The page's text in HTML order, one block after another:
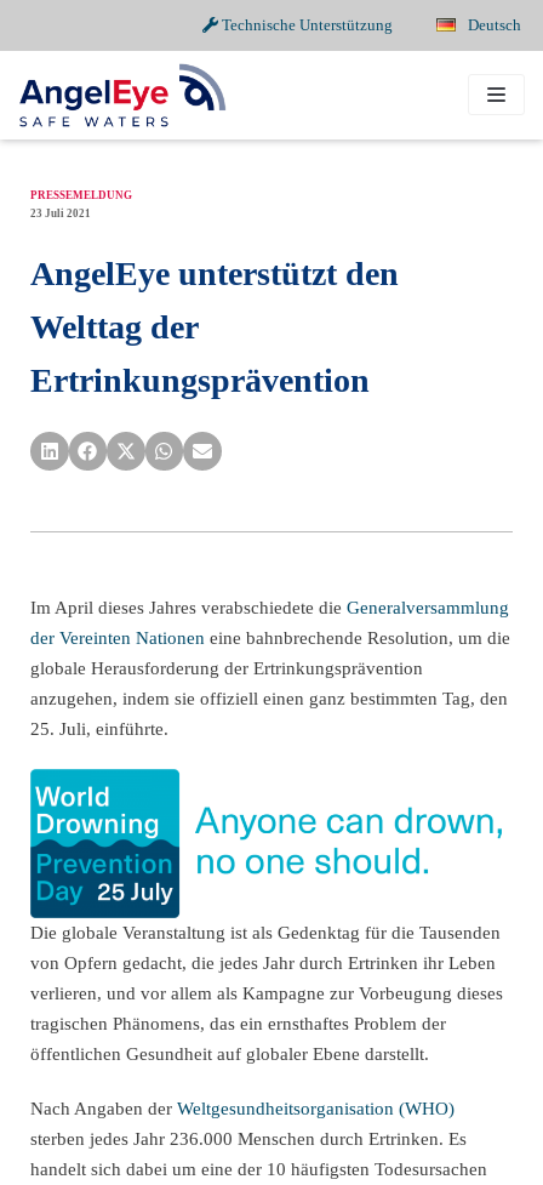
Technische Unterstützung Deutsch
Inhalt
springen
PRESSEMELDUNG
23 Juli 2021
AngelEye unterstützt den
Welttag der
Ertrinkungsprävention
Im April dieses Jahres verabschiedete die Generalversammlung
der Vereinten Nationen eine bahnbrechende Resolution, um die
globale Herausforderung der Ertrinkungsprävention
anzugehen, indem sie offiziell einen ganz bestimmten Tag, den
25. Juli, einführte.
Die globale Veranstaltung ist als Gedenktag für die Tausenden
von Opfern gedacht, die jedes Jahr durch Ertrinken ihr Leben
verlieren, und vor allem als Kampagne zur Vorbeugung dieses
tragischen Phänomens, das ein ernsthaftes Problem der
öffentlichen Gesundheit auf globaler Ebene darstellt.
Nach Angaben der Weltgesundheitsorganisation (WHO)
sterben jedes Jahr 236.000 Menschen durch Ertrinken. Es
handelt sich dabei um eine der 10 häufigsten Todesursachen